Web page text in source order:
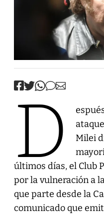
D
Milei
últimos días, el Club
por la vulneración a
que parte desde la
comunicado que